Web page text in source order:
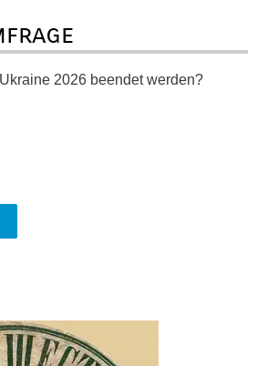
2026 beendet werden?